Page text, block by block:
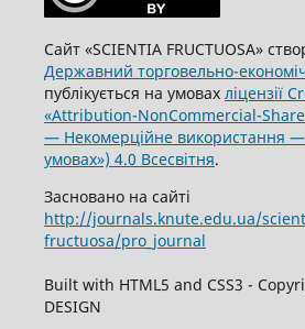
Сайт «SCIENTIA FRUCTUOSA»
Державний торговельно-
публікується на умовах ліцензії
«Attribution-NonCommercial-
— Некомерційне використання
умовах») 4.0 Всесвітня.
Засновано на сайті
http://journals.knute.edu.ua/
fructuosa/pro_journal
Built with HTML5 and CSS3 -
DESIGN